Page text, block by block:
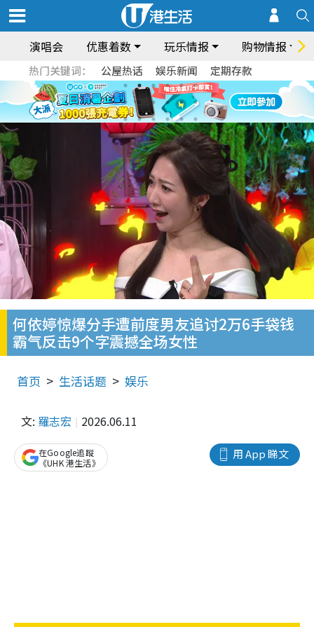
演唱会 优惠着数 玩乐情报 购物情报
热门关键词： 公屋热话 娱乐新闻 定期存款
何依婷惊爆分手遭前度男友追讨2万6手袋钱
霸气反击9个字震撼全场女性
首页 生活话题 娱乐
文: 羅志宏 2026.06.11
用 App 睇文
在Google追蹤
《UHK 港生活》